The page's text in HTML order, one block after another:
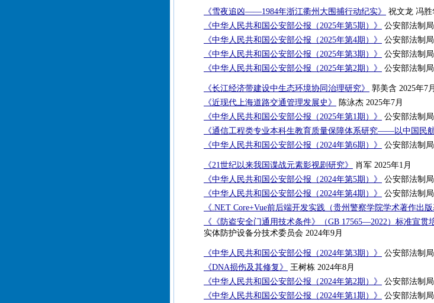
《雪夜追凶——1984年浙江衢州大围捕行动纪实》
祝文龙 冯胜
《中华人民共和国公安部公报（2025年第5期）》
公安部法制局
《中华人民共和国公安部公报（2025年第4期）》
公安部法制局
《中华人民共和国公安部公报（2025年第3期）》
公安部法制局
《中华人民共和国公安部公报（2025年第2期）》
公安部法制局
《长江经济带建设中生态环境协同治理研究》
郭美含 2025年7月
《近现代上海道路交通管理发展史》
陈泳杰 2025年7月
《中华人民共和国公安部公报（2025年第1期）》
公安部法制局
《通信工程类专业本科生教育质量保障体系研究——以中国民航
《中华人民共和国公安部公报（2024年第6期）》
公安部法制局
《21世纪以来我国谍战元素影视剧研究》
肖军 2025年1月
《中华人民共和国公安部公报（2024年第5期）》
公安部法制局
《中华人民共和国公安部公报（2024年第4期）》
公安部法制局
《.NET Core+Vue前后端开发实践（贵州警察学院学术著作出版
《《防盗安全门通用技术条件》（GB 17565—2022）标准宣贯
实体防护设备分技术委员会 2024年9月
《中华人民共和国公安部公报（2024年第3期）》
公安部法制局
《DNA损伤及其修复》
王树栋 2024年8月
《中华人民共和国公安部公报（2024年第2期）》
公安部法制局
《中华人民共和国公安部公报（2024年第1期）》
公安部法制局